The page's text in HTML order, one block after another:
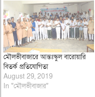
মৌলভীবাজারে আন্তঃস্কুল বারোয়ারি
বিতর্ক প্রতিযোগিতা
August 29, 2019
In "মৌলভীবাজার"